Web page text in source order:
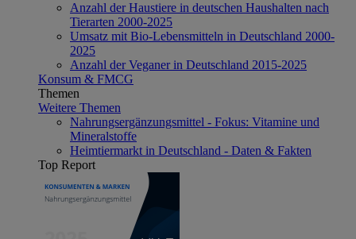
Anzahl der Haustiere in deutschen Haushalten nach
Tierarten 2000-2025
Umsatz mit Bio-Lebensmitteln in Deutschland 2000-
2025
Anzahl der Veganer in Deutschland 2015-2025
Konsum & FMCG
Themen
Weitere Themen
Nahrungsergänzungsmittel - Fokus: Vitamine und
Mineralstoffe
Heimtiermarkt in Deutschland - Daten & Fakten
Top Report